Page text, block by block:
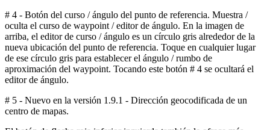
# 4 - Botón del curso / ángulo del punto de referencia. Muestra /
oculta el curso de waypoint / editor de ángulo. En la imagen de
arriba, el editor de curso / ángulo es un círculo gris alrededor de la
nueva ubicación del punto de referencia. Toque en cualquier lugar
de ese círculo gris para establecer el ángulo / rumbo de
aproximación del waypoint. Tocando este botón # 4 se ocultará el
editor de ángulo.
# 5 - Nuevo en la versión 1.9.1 - Dirección geocodificada de un
centro de mapas.